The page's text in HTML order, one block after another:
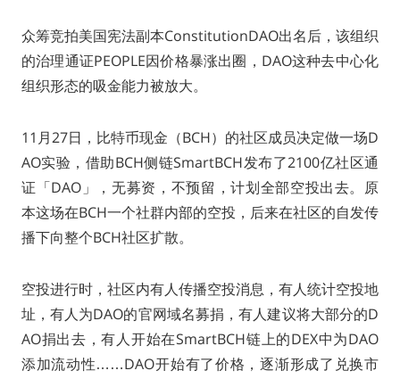
众筹竞拍美国宪法副本ConstitutionDAO出名后，该组织
的治理通证PEOPLE因价格暴涨出圈，DAO这种去中心化
组织形态的吸金能力被放大。
11月27日，比特币现金（BCH）的社区成员决定做一场D
AO实验，借助BCH侧链SmartBCH发布了2100亿社区通
证「DAO」，无募资，不预留，计划全部空投出去。原
本这场在BCH一个社群内部的空投，后来在社区的自发传
播下向整个BCH社区扩散。
空投进行时，社区内有人传播空投消息，有人统计空投地
址，有人为DAO的官网域名募捐，有人建议将大部分的D
AO捐出去，有人开始在SmartBCH链上的DEX中为DAO
添加流动性……DAO开始有了价格，逐渐形成了兑换市